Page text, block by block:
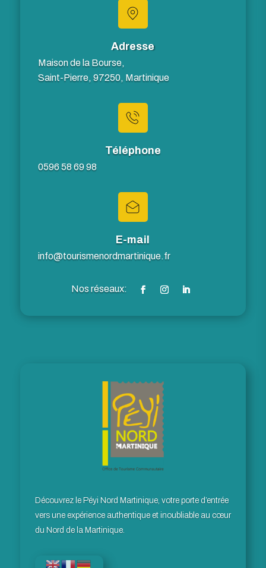
Adresse
Maison de la Bourse,
Saint-Pierre, 97250, Martinique
Téléphone
0596 58 69 98
E-mail
info@tourismenordmartinique.fr
Découvrez le Péyi Nord Martinique, votre porte d’entrée
vers une expérience authentique et inoubliable au cœur
du Nord de la Martinique.